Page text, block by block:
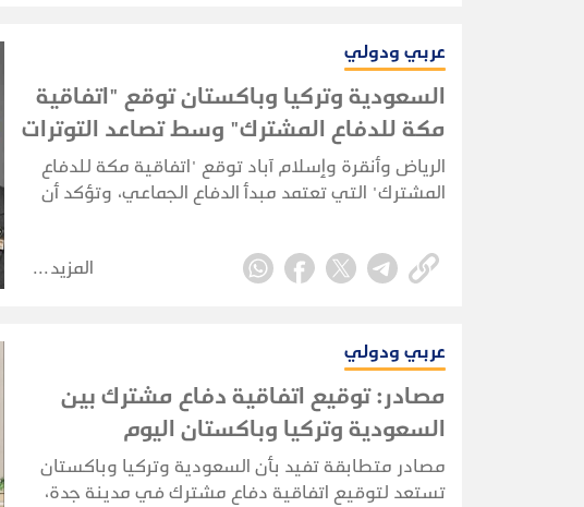
عربي ودولي
السعودية وتركيا وباكستان توقع "اتفاقية
مكة للدفاع المشترك" وسط تصاعد التوترات
الإقليمية
الرياض وأنقرة وإسلام آباد توقع "اتفاقية مكة للدفاع
المشترك" التي تعتمد مبدأ الدفاع الجماعي، وتؤكد أن
طرف.
المزيد
عربي ودولي
مصادر: توقيع اتفاقية دفاع مشترك بين
السعودية وتركيا وباكستان اليوم
مصادر متطابقة تفيد بأن السعودية وتركيا وباكستان
تستعد لتوقيع اتفاقية دفاع مشترك في مدينة جدة،